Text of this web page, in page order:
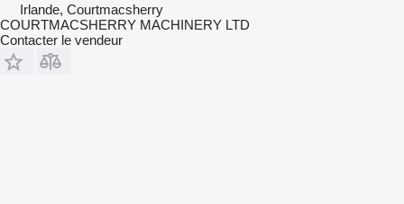
Irlande, Courtmacsherry
COURTMACSHERRY MACHINERY LTD
Contacter le vendeur